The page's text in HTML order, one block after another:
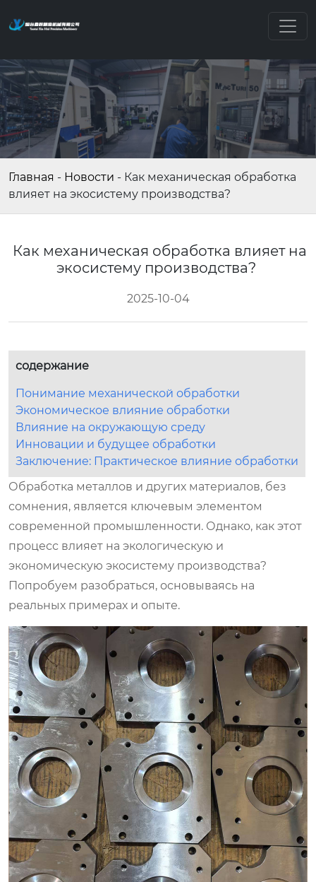
Главная - Новости - Как механическая обработка
влияет на экосистему производства?
Как механическая обработка влияет на
экосистему производства?
2025-10-04
содержание
Понимание механической обработки
Экономическое влияние обработки
Влияние на окружающую среду
Инновации и будущее обработки
Заключение: Практическое влияние обработки
Обработка металлов и других материалов, без
сомнения, является ключевым элементом
современной промышленности. Однако, как этот
процесс влияет на экологическую и
экономическую экосистему производства?
Попробуем разобраться, основываясь на
реальных примерах и опыте.